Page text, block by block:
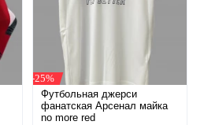
-25%
Футбольная джерси
фанатская Арсенал майка
no more red